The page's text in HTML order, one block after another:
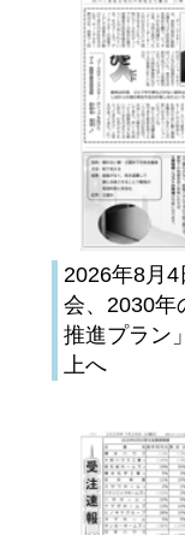
2026年8月
会、2030年
推進プラン
上へ